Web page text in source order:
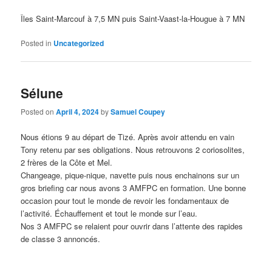
Îles Saint-Marcouf à 7,5 MN puis Saint-Vaast-la-Hougue à 7 MN
Posted in Uncategorized
Sélune
Posted onApril 4, 2024bySamuel Coupey
Nous étions 9 au départ de Tizé. Après avoir attendu en vain
Tony retenu par ses obligations. Nous retrouvons 2 coriosolites,
2 frères de la Côte et Mel.
Changeage, pique-nique, navette puis nous enchainons sur un
gros briefing car nous avons 3 AMFPC en formation. Une bonne
occasion pour tout le monde de revoir les fondamentaux de
l’activité. Échauffement et tout le monde sur l’eau.
Nos 3 AMFPC se relaient pour ouvrir dans l’attente des rapides
de classe 3 annoncés.